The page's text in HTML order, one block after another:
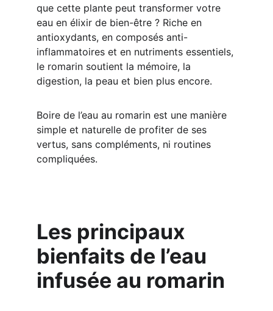
que cette plante peut transformer votre
eau en élixir de bien-être ? Riche en
antioxydants, en composés anti-
inflammatoires et en nutriments essentiels,
le romarin soutient la mémoire, la
digestion, la peau et bien plus encore.
Boire de l’eau au romarin est une manière
simple et naturelle de profiter de ses
vertus, sans compléments, ni routines
compliquées.
Les principaux
bienfaits de l’eau
infusée au romarin